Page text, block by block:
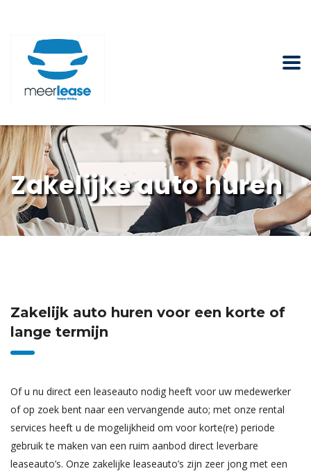
Zakelijke auto huren
Zakelijk auto huren voor een korte of
lange termijn
Of u nu direct een leaseauto nodig heeft voor uw medewerker
of op zoek bent naar een vervangende auto; met onze rental
services heeft u de mogelijkheid om voor korte(re) periode
gebruik te maken van een ruim aanbod direct leverbare
leaseauto’s. Onze zakelijke leaseauto’s zijn zeer jong met een